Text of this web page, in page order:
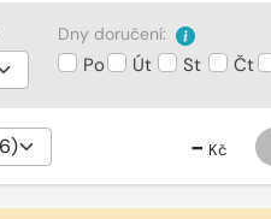
Dny doručení:
Po Út St Čt
- Kč